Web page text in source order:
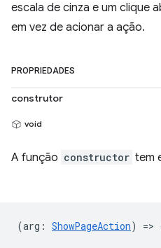
escala de cinza e um clique
em vez de acionar a ação.
PROPRIEDADES
construtor
void
A função constructor tem
(arg : ShowPageAction)